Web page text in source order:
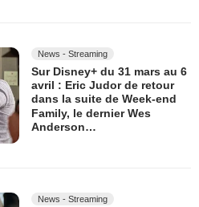
News - Streaming
Sur Disney+ du 31 mars au 6
avril : Eric Judor de retour
dans la suite de Week-end
Family, le dernier Wes
Anderson…
News - Streaming